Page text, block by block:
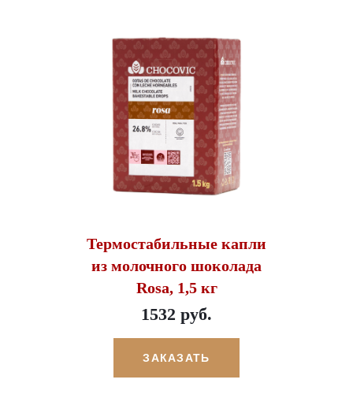
Термостабильные капли
из молочного шоколада
Rosa, 1,5 кг
1532 руб.
ЗАКАЗАТЬ